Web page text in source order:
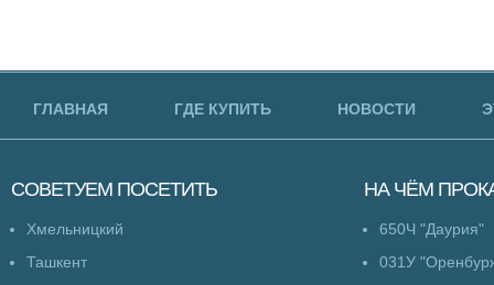
ГЛАВНАЯ ГДЕ КУПИТЬ НОВОСТИ
СОВЕТУЕМ ПОСЕТИТЬ
Хмельницкий
Ташкент
НА ЧЁМ
650Ч "Даурия"
031У